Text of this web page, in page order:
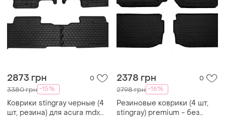
2873 грн 0
3380 грн -15%
Коврики stingray черные (4
шт, резина) для acura mdx
2378 грн 0
2798 грн -16%
Резиновые коврики (4 шт,
stingray) premium - без